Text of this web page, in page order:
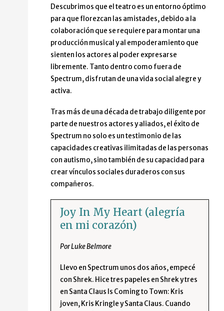
Descubrimos que el teatro es un entorno óptimo
para que florezcan las amistades, debido a la
colaboración que se requiere para montar una
producción musical y al empoderamiento que
sienten los actores al poder expresarse
libremente. Tanto dentro como fuera de
Spectrum, disfrutan de una vida social alegre y
activa.
Tras más de una década de trabajo diligente por
parte de nuestros actores y aliados, el éxito de
Spectrum no solo es un testimonio de las
capacidades creativas ilimitadas de las personas
con autismo, sino también de su capacidad para
crear vínculos sociales duraderos con sus
compañeros.
Joy In My Heart (alegría
en mi corazón)
Por Luke Belmore
Llevo en Spectrum unos dos años, empecé
con Shrek. Hice tres papeles en Shrek y tres
en Santa Claus Is Coming to Town: Kris
joven, Kris Kringle y Santa Claus. Cuando